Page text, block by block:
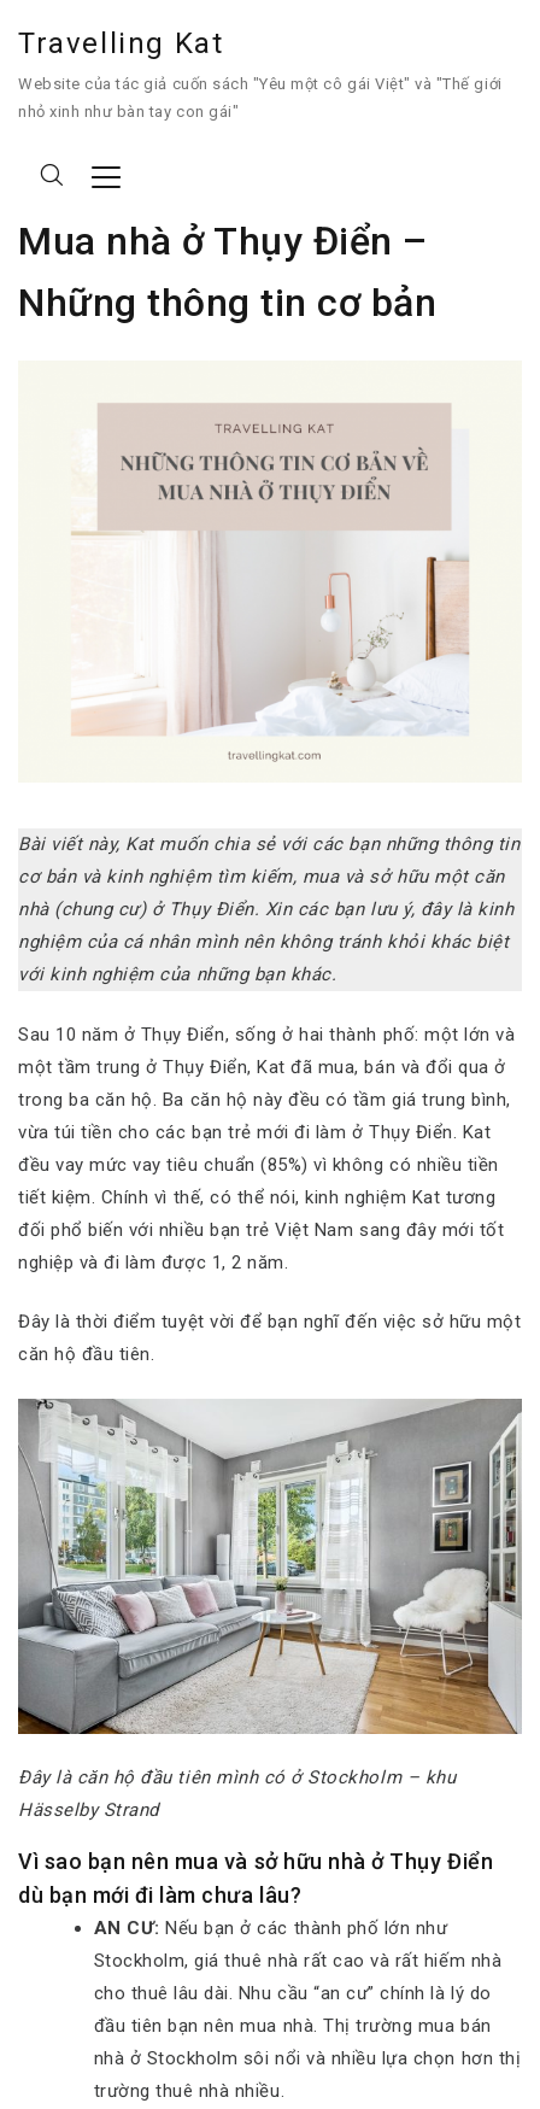
Travelling Kat
Website của tác giả cuốn sách "Yêu một cô gái Việt" và "Thế giới
nhỏ xinh như bàn tay con gái"
Mua nhà ở Thụy Điển –
Những thông tin cơ bản
Bài viết này, Kat muốn chia sẻ với các bạn những thông tin
cơ bản và kinh nghiệm tìm kiếm, mua và sở hữu một căn
nhà (chung cư) ở Thụy Điển. Xin các bạn lưu ý, đây là kinh
nghiệm của cá nhân mình nên không tránh khỏi khác biệt
với kinh nghiệm của những bạn khác.
Sau 10 năm ở Thụy Điển, sống ở hai thành phố: một lớn và
một tầm trung ở Thụy Điển, Kat đã mua, bán và đổi qua ở
trong ba căn hộ. Ba căn hộ này đều có tầm giá trung bình,
vừa túi tiền cho các bạn trẻ mới đi làm ở Thụy Điển. Kat
đều vay mức vay tiêu chuẩn (85%) vì không có nhiều tiền
tiết kiệm. Chính vì thế, có thể nói, kinh nghiệm Kat tương
đối phổ biến với nhiều bạn trẻ Việt Nam sang đây mới tốt
nghiệp và đi làm được 1, 2 năm.
Đây là thời điểm tuyệt vời để bạn nghĩ đến việc sở hữu một
căn hộ đầu tiên.
Đây là căn hộ đầu tiên mình có ở Stockholm – khu
Hässelby Strand
Vì sao bạn nên mua và sở hữu nhà ở Thụy Điển
dù bạn mới đi làm chưa lâu?
AN CƯ:Nếu bạn ở các thành phố lớn như
Stockholm, giá thuê nhà rất cao và rất hiếm nhà
cho thuê lâu dài. Nhu cầu “an cư” chính là lý do
đầu tiên bạn nên mua nhà. Thị trường mua bán
nhà ở Stockholm sôi nổi và nhiều lựa chọn hơn thị
trường thuê nhà nhiều.